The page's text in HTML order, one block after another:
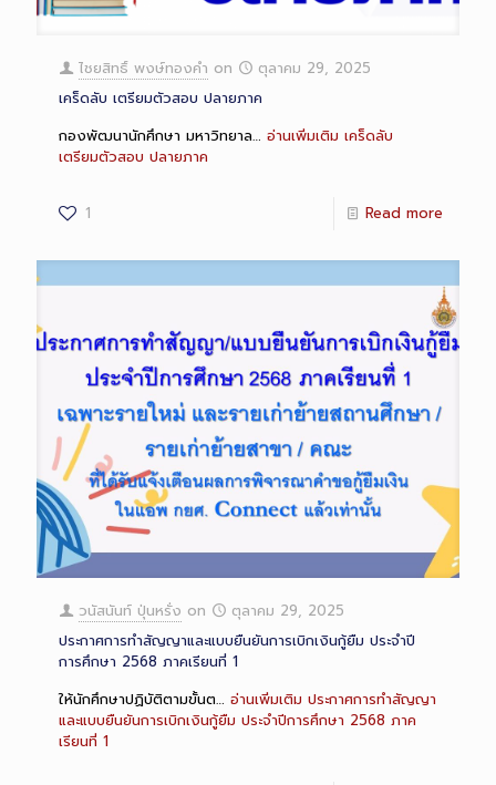
ไชยสิทธิ์ พงษ์ทองคำ on
ตุลาคม 29, 2025
เคร็ดลับ เตรียมตัวสอบ ปลายภาค
กองพัฒนานักศึกษา มหาวิทยาล… อ่านเพิ่มเติม เคร็ดลับ
เตรียมตัวสอบ ปลายภาค
1 Read more
วนัสนันท์ ปุ่นหรั่ง on
ตุลาคม 29, 2025
ประกาศการทำสัญญาและแบบยืนยันการเบิกเงินกู้ยืม ประจำปี
การศึกษา 2568 ภาคเรียนที่ 1
ให้นักศึกษาปฏิบัติตามขั้นต… อ่านเพิ่มเติม ประกาศการทำสัญญา
และแบบยืนยันการเบิกเงินกู้ยืม ประจำปีการศึกษา 2568 ภาค
เรียนที่ 1